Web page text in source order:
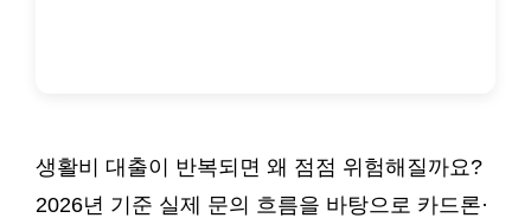
생활비 대출이 반복되면 왜 점점 위험해질까요?
2026년 기준 실제 문의 흐름을 바탕으로 카드론·